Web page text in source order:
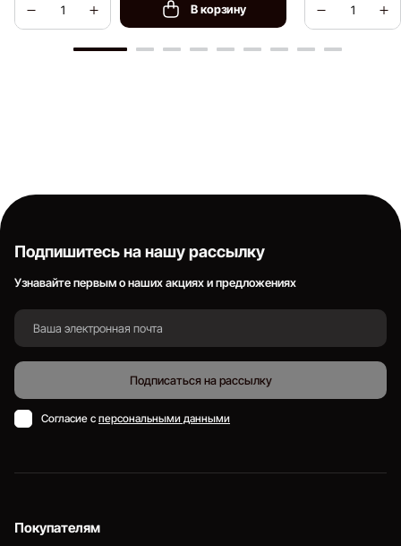
В корзину
Подпишитесь на нашу рассылку
Узнавайте первым о наших акциях и предложениях
Подписаться на рассылку
Согласие с персональными данными
Покупателям